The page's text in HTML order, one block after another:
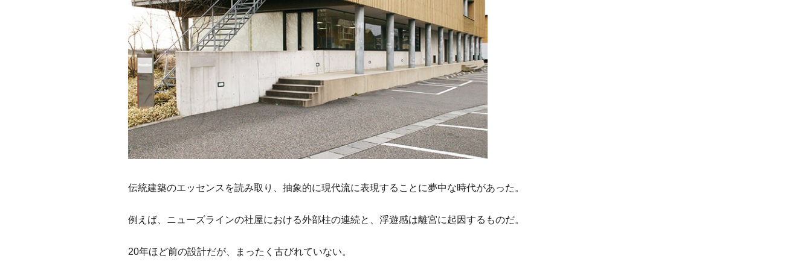
伝統建築のエッセンスを読み取り、抽象的に現代流に表現することに夢中な時代があった。
例えば、ニューズラインの社屋における外部柱の連続と、浮遊感は離宮に起因するものだ。
20年ほど前の設計だが、まったく古びれていない。